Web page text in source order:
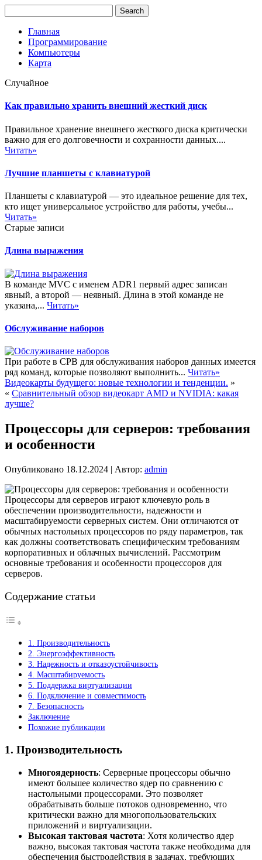
Главная
Программирование
Компьютеры
Карта
Случайное
Как правильно хранить внешний жесткий диск
Правильное хранение внешнего жесткого диска критически
важно для его долговечности и сохранности данных....
Читать»
Лучшие планшеты с клавиатурой
Планшеты с клавиатурой — это идеальное решение для тех,
кто ищет универсальное устройство для работы, учебы...
Читать»
Старые записи
Длина выражения
В команде MVC с именем ADR1 первый адрес записан
явный, а второй — неявный. Длина в этой команде не
указана,... Читать»
Обслуживание наборов
При работе в СРВ для обслуживания наборов данных имеется
ряд команд, которые позволяют выполнить... Читать»
Видеокарты будущего: новые технологии и тенденции. »
« Сравнительный обзор видеокарт AMD и NVIDIA: какая
лучше?
Процессоры для серверов: требования
и особенности
Опубликовано 18.12.2024 | Автор: admin
Процессоры для серверов играют ключевую роль в
обеспечении производительности, надежности и
масштабируемости серверных систем. Они отличаются от
обычных настольных процессоров по ряду параметров, так
как должны соответствовать специфическим требованиям
корпоративных и облачных вычислений. Рассмотрим
основные требования и особенности процессоров для
серверов.
Содержание статьи
1. Производительность
2. Энергоэффективность
3. Надежность и отказоустойчивость
4. Масштабируемость
5. Поддержка виртуализации
6. Подключение и совместимость
7. Безопасность
Заключение
Похожие публикации
1. Производительность
Многоядерность: Серверные процессоры обычно
имеют большее количество ядер по сравнению с
настольными процессорами. Это позволяет
обрабатывать больше потоков одновременно, что
критически важно для многопользовательских
приложений и виртуализации.
Высокая тактовая частота: Хотя количество ядер
важно, высокая тактовая частота также необходима для
обеспечения быстродействия в задачах, требующих